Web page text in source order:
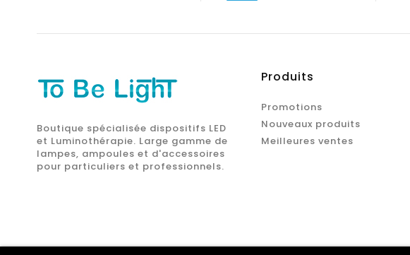
Boutique spécialisée dispositifs LED
et Luminothérapie. Large gamme de
lampes, ampoules et d'accessoires
pour particuliers et professionnels.
Produits
Promotions
Nouveaux produits
Meilleures ventes